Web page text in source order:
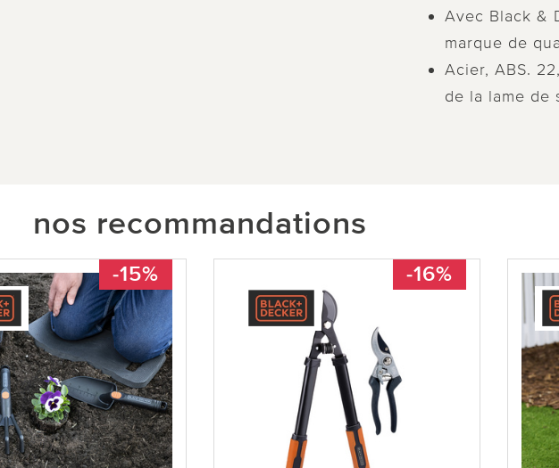
Avec Black &
marque de
Acier, ABS.
de la lame de
nos recommandations
-15% -16%